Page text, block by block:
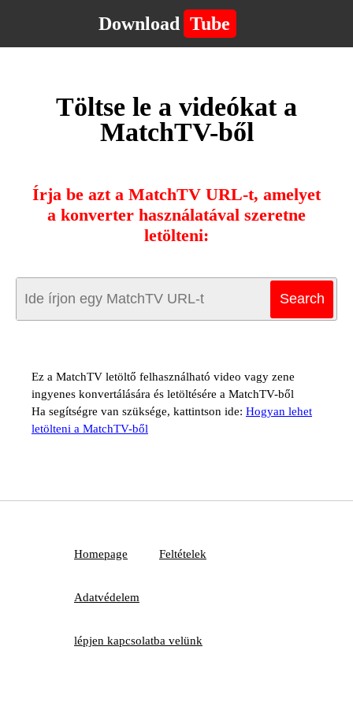
Download Tube
Töltse le a videókat a
MatchTV-ből
Írja be azt a MatchTV URL-t, amelyet
a konverter használatával szeretne
letölteni:
Ez a MatchTV letöltő felhasználható video vagy zene
ingyenes konvertálására és letöltésére a MatchTV-ből
Ha segítségre van szüksége, kattintson ide: Hogyan lehet
letölteni a MatchTV-ből
Homepage Feltételek
Adatvédelem
lépjen kapcsolatba velünk